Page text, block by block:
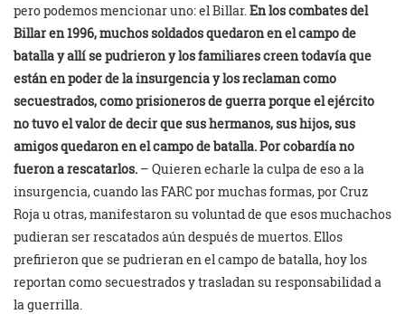
pero podemos mencionar uno: el Billar. En los combates del
Billar en 1996, muchos soldados quedaron en el campo de
batalla y allí se pudrieron y los familiares creen todavía que
están en poder de la insurgencia y los reclaman como
secuestrados, como prisioneros de guerra porque el ejército
no tuvo el valor de decir que sus hermanos, sus hijos, sus
amigos quedaron en el campo de batalla. Por cobardía no
fueron a rescatarlos. – Quieren echarle la culpa de eso a la
insurgencia, cuando las FARC por muchas formas, por Cruz
Roja u otras, manifestaron su voluntad de que esos muchachos
pudieran ser rescatados aún después de muertos. Ellos
prefirieron que se pudrieran en el campo de batalla, hoy los
reportan como secuestrados y trasladan su responsabilidad a
la guerrilla.